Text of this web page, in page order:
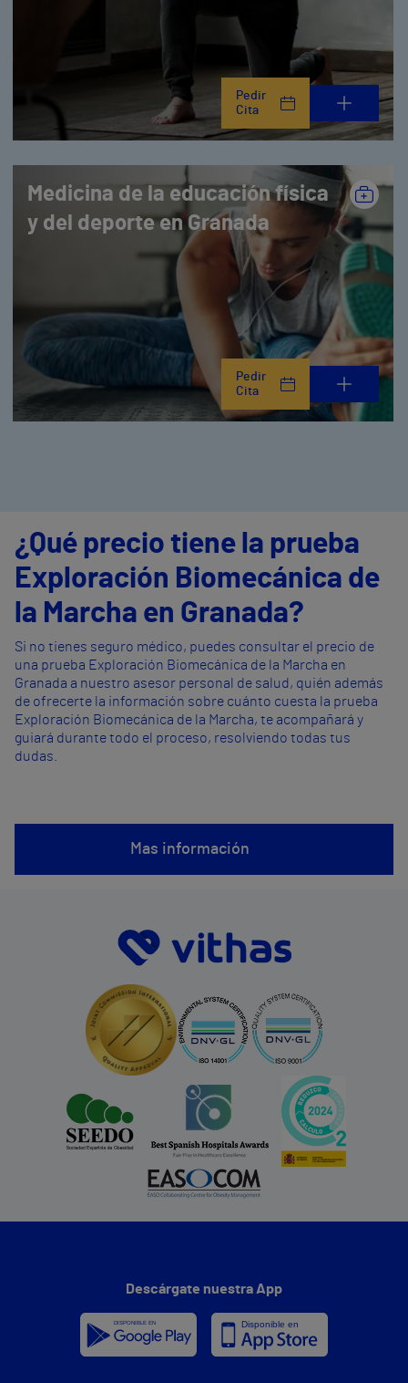
Pedir
Cita
Medicina de la educación física
y del deporte en Granada
Pedir
Cita
¿Qué precio tiene la prueba
Exploración Biomecánica de
la Marcha en Granada?
Si no tienes seguro médico, puedes consultar el precio de
una prueba Exploración Biomecánica de la Marcha en
Granada a nuestro asesor personal de salud, quién además
de ofrecerte la información sobre cuánto cuesta la prueba
Exploración Biomecánica de la Marcha, te acompañará y
guiará durante todo el proceso, resolviendo todas tus
dudas.
Mas información
Descárgate nuestra App